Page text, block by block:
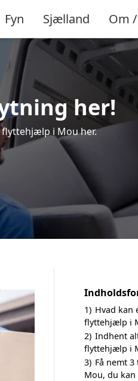
Fyn Sjælland Om
her!
i Mou her.
1) Hvad kan
flyttehjælp i
2) Indhent
flyttehjælp i
3) Få nemt
Mou, du